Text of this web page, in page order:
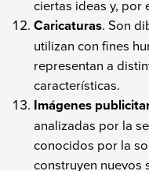
ciertas ideas y, por
Caricaturas. Son
utilizan con fines
representan a
características.
Imágenes
analizadas por la
conocidos por la
construyen nuevos